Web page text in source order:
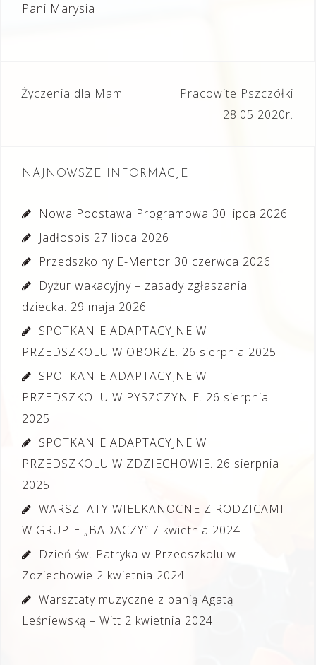
Pani Marysia
Nawigacja
Życzenia dla Mam
Pracowite Pszczółki
28.05 2020r.
NAJNOWSZE INFORMACJE
Nowa Podstawa Programowa 30 lipca 2026
Jadłospis 27 lipca 2026
Przedszkolny E-Mentor 30 czerwca 2026
Dyżur wakacyjny – zasady zgłaszania
dziecka. 29 maja 2026
SPOTKANIE ADAPTACYJNE W
PRZEDSZKOLU W OBORZE. 26 sierpnia 2025
SPOTKANIE ADAPTACYJNE W
PRZEDSZKOLU W PYSZCZYNIE. 26 sierpnia
2025
SPOTKANIE ADAPTACYJNE W
PRZEDSZKOLU W ZDZIECHOWIE. 26 sierpnia
2025
WARSZTATY WIELKANOCNE Z RODZICAMI
W GRUPIE „BADACZY” 7 kwietnia 2024
Dzień św. Patryka w Przedszkolu w
Zdziechowie 2 kwietnia 2024
Warsztaty muzyczne z panią Agatą
Leśniewską – Witt 2 kwietnia 2024